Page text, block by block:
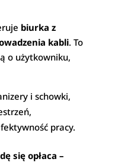
biurka z
kabli. To
o użytkowniku,
i schowki,
pracy.
się opłaca –